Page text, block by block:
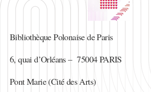
Bibliothèque Polonaise de Paris
6, quai d’Orléans – 75004 PARIS
Pont Marie (Cité des Arts)